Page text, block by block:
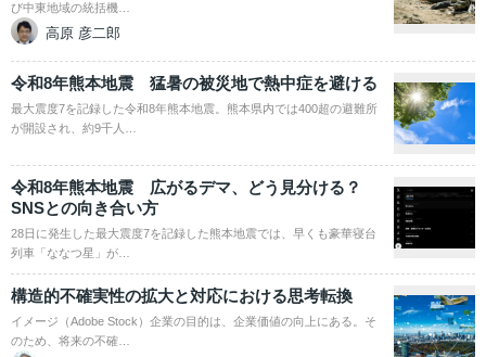
び中東地域の統括機…
高原 彦二郎
令和8年熊本地震 猛暑の被災地で熱中症を避ける
最大震度7を記録した令和8年熊本地震。熊本県内では400超の避難所
が開設され、約9千人…
令和8年熊本地震 広がるデマ、どう見分ける？
SNSとの向き合い方
28日に発生した最大震度7を記録した熊本地震では、早くも豪華寝台
列車「ななつ星」が…
構造的不確実性の拡大と対応における思考転換
イメージ（Adobe Stock）企業の目的は、企業価値の向上にある。そ
のため、将来の不確…